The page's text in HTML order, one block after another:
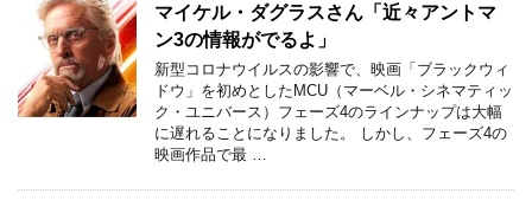
マイケル・ダグラスさん「近々アントマ
ン3の情報がでるよ」
新型コロナウイルスの影響で、映画「ブラックウィ
ドウ」を初めとしたMCU（マーベル・シネマティッ
ク・ユニバース）フェーズ4のラインナップは大幅
に遅れることになりました。 しかし、フェーズ4の
映画作品で最 …